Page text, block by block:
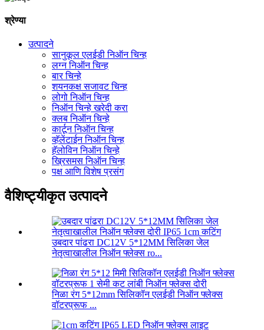
श्रेण्या
उत्पादने
सानुकूल एलईडी निऑन चिन्ह
लग्न निऑन चिन्ह
बार चिन्हे
शयनकक्ष सजावट चिन्ह
लोगो निऑन चिन्ह
निऑन चिन्हे खरेदी करा
क्लब निऑन चिन्हे
कार्टून निऑन चिन्ह
व्हॅलेंटाईन निऑन चिन्ह
हॅलोविन निऑन चिन्हे
ख्रिसमस निऑन चिन्ह
पक्ष आणि विशेष प्रसंग
वैशिष्ट्यीकृत उत्पादने
उबदार पांढरा DC12V 5*12MM सिलिका जेल
नेतृत्वाखालील निऑन फ्लेक्स ro...
निळा रंग 5*12mm सिलिकॉन एलईडी निऑन फ्लेक्स
वॉटरप्रूफ ...